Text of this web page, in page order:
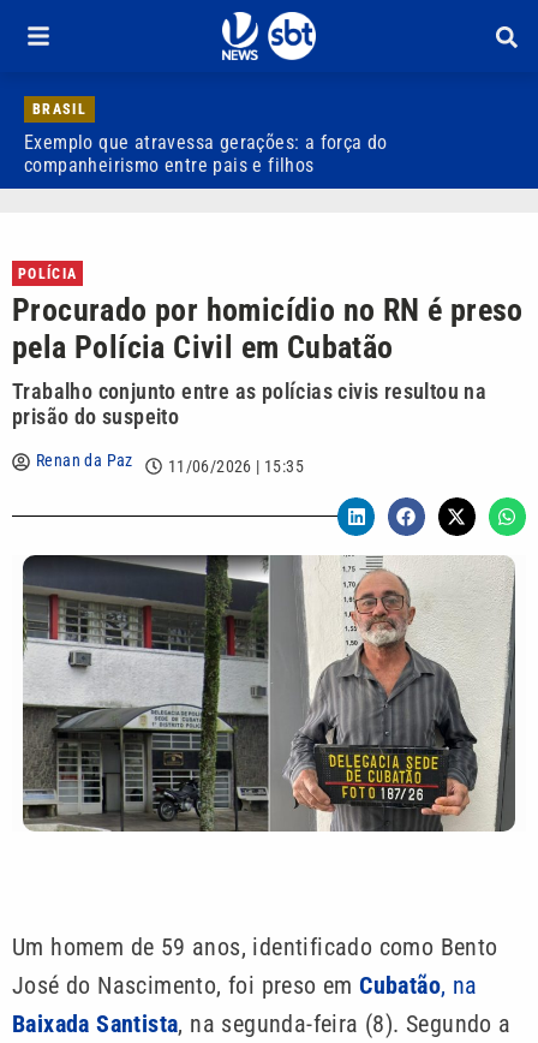
BRASIL
Exemplo que atravessa gerações: a força do
companheirismo entre pais e filhos
POLÍCIA
Procurado por homicídio no RN é preso
pela Polícia Civil em Cubatão
Trabalho conjunto entre as polícias civis resultou na
prisão do suspeito
Renan da Paz 11/06/2026 | 15:35
Um homem de 59 anos, identificado como Bento
José do Nascimento, foi preso emCubatão, na
Baixada Santista, na segunda-feira (8). Segundo a